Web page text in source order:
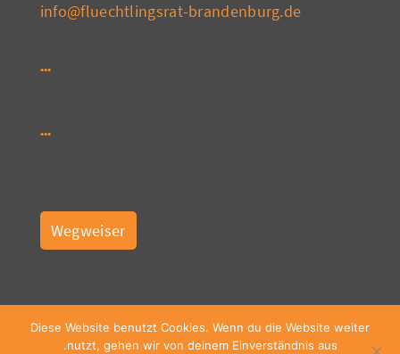
info@fluechtlingsrat-brandenburg.de
Wegweiser
Diese Website benutzt Cookies. Wenn du die Website weiter
nutzt, gehen wir von deinem Einverständnis aus.